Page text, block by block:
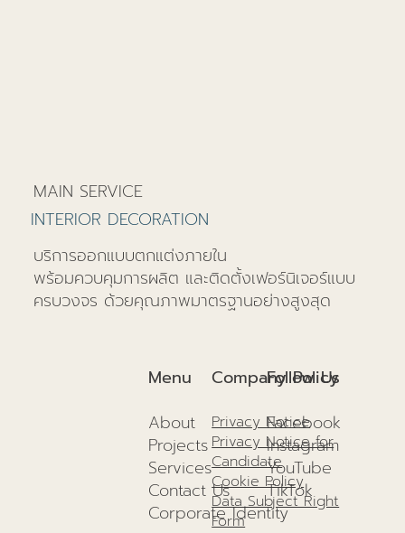
MAIN SERVICE
INTERIOR DECORATION
บริการออกแบบตกแต่งภายใน
พร้อมควบคุมการผลิต และติดตั้งเฟอร์นิเจอร์แบบ
ครบวงจร ด้วยคุณภาพมาตรฐานอย่างสูงสุด
Menu
About
Projects
Services
Contact Us
Corporate Identity
Follow Us
Facebook
Instagram
YouTube
TikTok
Company Policy
Privacy Notice
Privacy Notice for
Candidate
Cookie Policy
Data Subject Right
Form